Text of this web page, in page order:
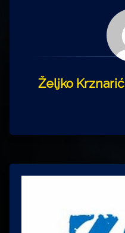
Željko Krznarić